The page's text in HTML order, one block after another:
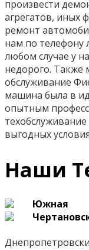
произвести
агрегатов, иных
ремонт
нам по телефону
любом случае у
недорого. Также
обслуживание
машина была в
опытным
выгодных
Наши
Южная